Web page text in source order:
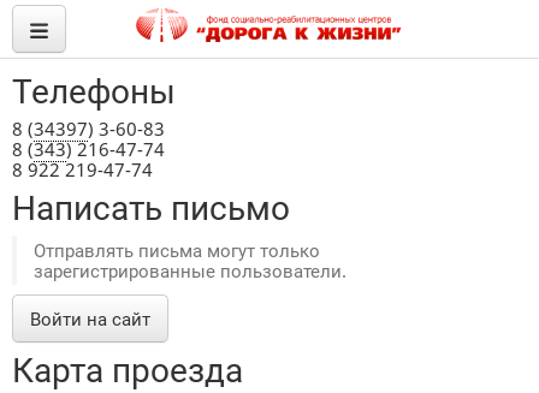
Телефоны
8 (34397) 3-60-83
8 (343) 216-47-74
8 922 219-47-74
Написать письмо
Отправлять письма могут только
зарегистрированные пользователи.
Войти на сайт
Карта проезда